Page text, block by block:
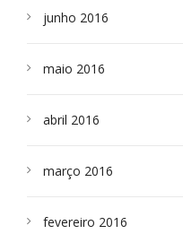
junho 2016
maio 2016
abril 2016
março 2016
fevereiro 2016